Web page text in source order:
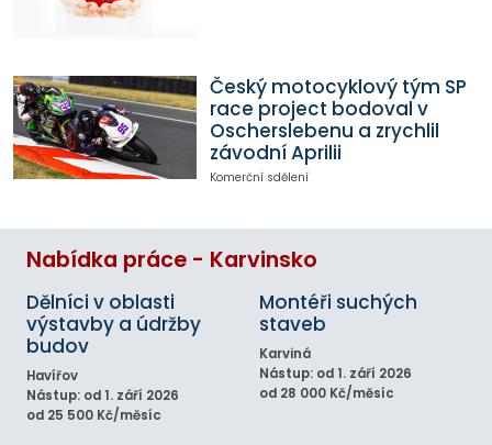
Český motocyklový tým SP
race project bodoval v
Oscherslebenu a zrychlil
závodní Aprilii
Komerční sdělení
Nabídka práce - Karvinsko
Dělníci v oblasti
výstavby a údržby
budov
Havířov
Nástup: od 1. září 2026
od 25 500 Kč/měsíc
Montéři suchých
staveb
Karviná
Nástup: od 1. září 2026
od 28 000 Kč/měsíc